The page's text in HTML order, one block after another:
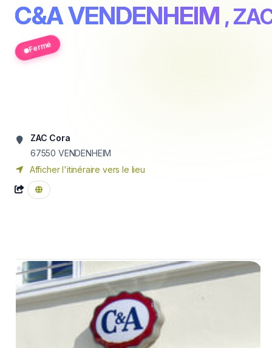
C&A VENDENHEIM ,
Fermé
ZAC Cora
67550 VENDENHEIM
Afficher l'itinéraire vers le lieu